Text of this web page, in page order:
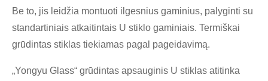
Be to, jis leidžia montuoti ilgesnius gaminius, palyginti su
standartiniais atkaitintais U stiklo gaminiais. Termiškai
grūdintas stiklas tiekiamas pagal pageidavimą.
„Yongyu Glass“ grūdintas apsauginis U stiklas atitinka